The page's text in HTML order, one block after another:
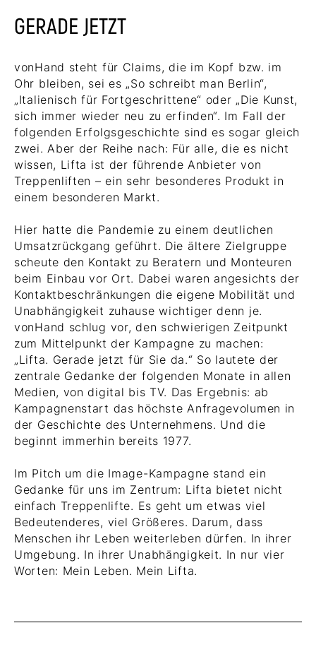
GERADE JETZT
vonHand steht für Claims, die im Kopf bzw. im
Ohr bleiben, sei es „So schreibt man Berlin“,
„Italienisch für Fortgeschrittene“ oder „Die Kunst,
sich immer wieder neu zu erfinden“. Im Fall der
folgenden Erfolgsgeschichte sind es sogar gleich
zwei. Aber der Reihe nach: Für alle, die es nicht
wissen, Lifta ist der führende Anbieter von
Treppenliften – ein sehr besonderes Produkt in
einem besonderen Markt.
Hier hatte die Pandemie zu einem deutlichen
Umsatzrückgang geführt. Die ältere Zielgruppe
scheute den Kontakt zu Beratern und Monteuren
beim Einbau vor Ort. Dabei waren angesichts der
Kontaktbeschränkungen die eigene Mobilität und
Unabhängigkeit zuhause wichtiger denn je.
vonHand schlug vor, den schwierigen Zeitpunkt
zum Mittelpunkt der Kampagne zu machen:
„Lifta. Gerade jetzt für Sie da.“ So lautete der
zentrale Gedanke der folgenden Monate in allen
Medien, von digital bis TV. Das Ergebnis: ab
Kampagnenstart das höchste Anfragevolumen in
der Geschichte des Unternehmens. Und die
beginnt immerhin bereits 1977.
Im Pitch um die Image-Kampagne stand ein
Gedanke für uns im Zentrum: Lifta bietet nicht
einfach Treppenlifte. Es geht um etwas viel
Bedeutenderes, viel Größeres. Darum, dass
Menschen ihr Leben weiterleben dürfen. In ihrer
Umgebung. In ihrer Unabhängigkeit. In nur vier
Worten: Mein Leben. Mein Lifta.